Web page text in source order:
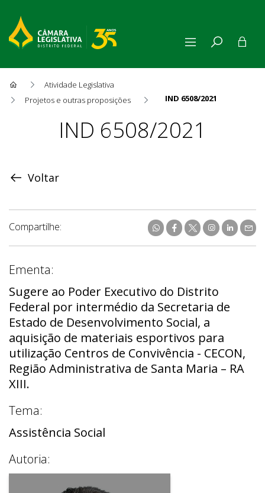
Atividade Legislativa
Projetos e outras proposições
IND 6508/2021
ProposiçãoIND 6508/2021
Voltar
Compartilhe:
Ementa:
Sugere ao Poder Executivo do Distrito
Federal por intermédio da Secretaria de
Estado de Desenvolvimento Social, a
aquisição de materiais esportivos para
utilização Centros de Convivência - CECON,
Região Administrativa de Santa Maria – RA
XIII.
Tema:
Assistência Social
Autoria: